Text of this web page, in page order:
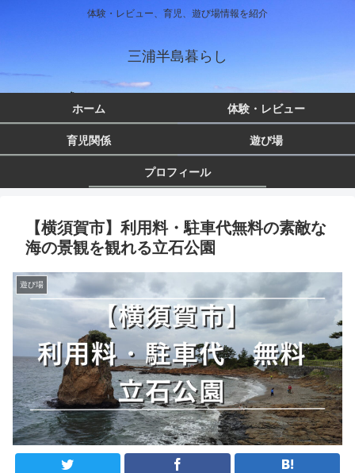
体験・レビュー、育児、遊び場情報を紹介
三浦半島暮らし
ホーム 体験・レビュー
育児関係 遊び場
プロフィール
【横須賀市】利用料・駐車代無料の素敵な
海の景観を観れる立石公園
遊び場